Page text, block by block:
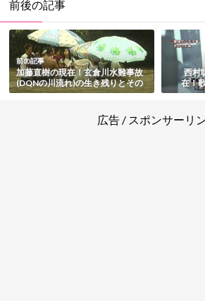
前後の記事
前の記事
加藤直樹の現在！玄倉川水難事故
(DQNの川流れ)の生き残りとその
後まとめ
西村
在！
広告 / スポンサーリ